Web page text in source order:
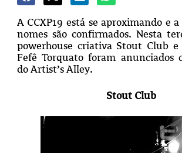
A CCXP19 está se aproximando e
nomes são confirmados. Nesta
powerhouse criativa Stout Club
Fefê Torquato foram anunciados
do Artist’s Alley.
Stout Club